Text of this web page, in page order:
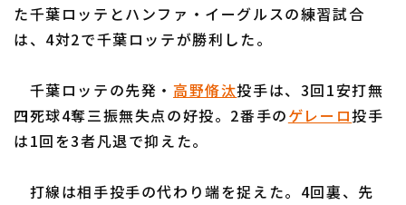
ファーム西地区
交流戦
東北楽天ゴールデンイーグルス
千葉ロッテマリーンズ
オリックス・バファローズ
福岡ソフトバンクホークス
設定
た千葉ロッテとハンファ・イーグルスの練習試合
は、4対2で千葉ロッテが勝利した。
千葉ロッテの先発・高野脩汰投手は、3回1安打無
四死球4奪三振無失点の好投。2番手のゲレーロ投手
は1回を3者凡退で抑えた。
打線は相手投手の代わり端を捉えた。4回裏、先